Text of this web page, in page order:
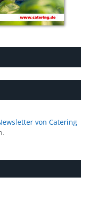
von Catering